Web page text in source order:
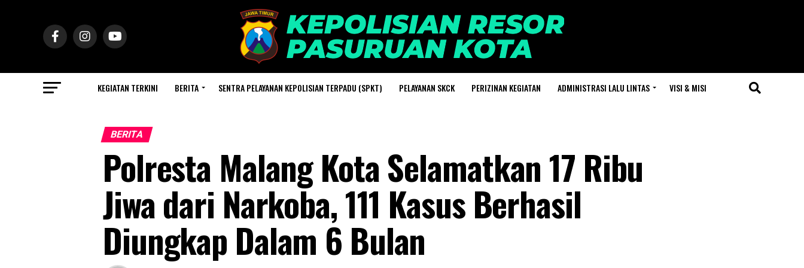
KEGIATAN TERKINI BERITA SENTRA PELAYANAN KEPOLISIAN TERPADU (SPKT) PELAYANAN SKCK PERIZINAN KEGIATAN ADMINISTRASI LALU LINTAS VISI & MISI
BERITA
Polresta Malang Kota Selamatkan 17 Ribu
Jiwa dari Narkoba, 111 Kasus Berhasil
Diungkap Dalam 6 Bulan